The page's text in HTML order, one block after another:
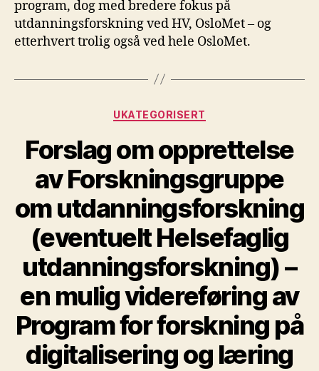
program, dog med bredere fokus på
utdanningsforskning ved HV, OsloMet – og
etterhvert trolig også ved hele OsloMet.
Kategorier
UKATEGORISERT
Forslag om opprettelse
av Forskningsgruppe
om utdanningsforskning
(eventuelt Helsefaglig
utdanningsforskning) –
en mulig videreføring av
Program for forskning på
digitalisering og læring